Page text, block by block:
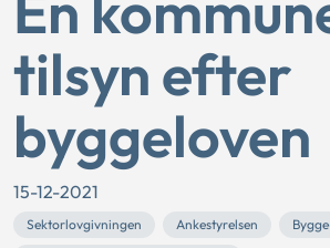
tilsyn efter
byggeloven
15-12-2021
Sektorlovgivningen Ankestyrelsen